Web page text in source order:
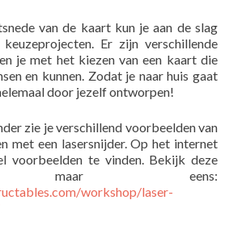
van de kaart kun je aan de slag
Er zijn verschillende
je met het kiezen van een kaart die
en kunnen. Zodat je naar huis gaat
door jezelf ontworpen!
zie je verschillend voorbeelden van
met een lasersnijder. Op het internet
voorbeelden te vinden. Bekijk deze
maar eens:
workshop/laser-